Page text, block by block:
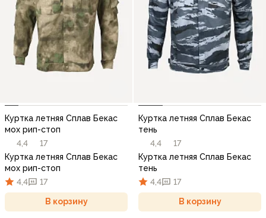
Куртка летняя Сплав Бекас
мох рип-стоп
4,4
17
Куртка летняя Сплав Бекас
мох рип-стоп
4,4
17
В корзину
Куртка летняя Сплав Бекас
тень
4,4
17
Куртка летняя Сплав Бекас
тень
4,4
17
В корзину